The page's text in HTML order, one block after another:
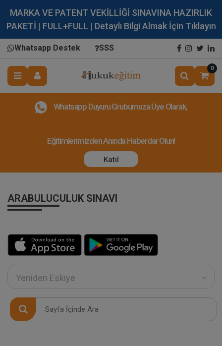
MARKA VE PATENT VEKİLLİĞİ SINAVINA HAZIRLIK
PAKETİ | FULL+FULL | Detaylı Bilgi Almak İçin Tıklayın
Whatsapp Destek SSS
0
Whatsapp Duyuru Grubumuza Üye Olarak,
Eğitimlerimizden Anında Haberdar Olun!
Katıl
ARABULUCULUK SINAVI
Yeniden Eskiye